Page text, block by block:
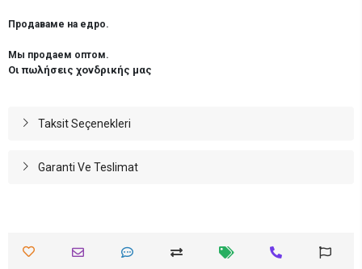
Продаваме на едро.
Мы продаем оптом.
Οι πωλήσεις χονδρικής μας
Taksit Seçenekleri
Garanti Ve Teslimat